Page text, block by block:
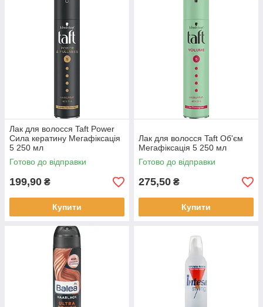
Лак для волосся Taft Power
Сила кератину Мегафіксація
5 250 мл
Готово до відправки
199,90 ₴
Купити
Лак для волосся Taft Об'єм
Мегафіксація 5 250 мл
Готово до відправки
275,50 ₴
Купити